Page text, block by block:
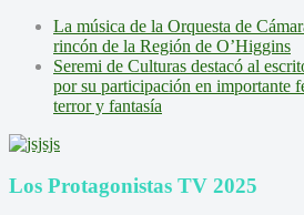
La música de la Orquesta de
rincón de la Región de O’Higgins
Seremi de Culturas destacó al
por su participación en importante
terror y fantasía
Los Protagonistas TV 2025